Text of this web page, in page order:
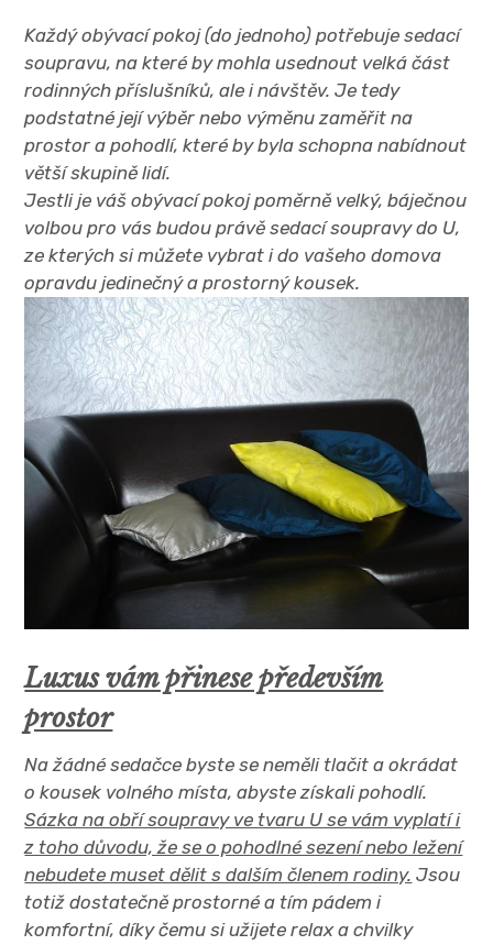
Každý obývací pokoj (do jednoho) potřebuje sedací
soupravu, na které by mohla usednout velká část
rodinných příslušníků, ale i návštěv. Je tedy
podstatné její výběr nebo výměnu zaměřit na
prostor a pohodlí, které by byla schopna nabídnout
větší skupině lidí.
Jestli je váš obývací pokoj poměrně velký, báječnou
volbou pro vás budou právěsedací soupravy do U,
ze kterých si můžete vybrat i do vašeho domova
opravdu jedinečný a prostorný kousek.
Luxus vám přinese především
prostor
Na žádné sedačce byste se neměli tlačit a okrádat
o kousek volného místa, abyste získali pohodlí.
Sázka na obří soupravy ve tvaru U se vám vyplatí i
z toho důvodu, že se o pohodlné sezení nebo ležení
nebudete muset dělit s dalším členem rodiny. Jsou
totiž dostatečně prostorné a tím pádem i
komfortní, díky čemu si užijete relax a chvilky